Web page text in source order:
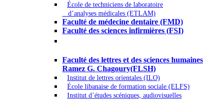
École de techniciens de laboratoire
d’analyses médicales (ETLAM)
Faculté de médecine dentaire (FMD)
Faculté des sciences infirmières (FSI)
Faculté des lettres et des sciences humaines
Ramez G. Chagoury(FLSH)
Institut de lettres orientales (ILO)
École libanaise de formation sociale (ELFS)
Institut d’études scéniques, audiovisuelles